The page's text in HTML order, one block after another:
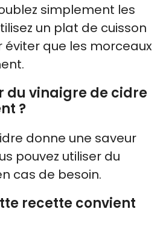
simplement les
un plat de cuisson
éviter que les morceaux
du vinaigre de cidre
?
donne une saveur
pouvez utiliser du
cas de besoin.
recette convient